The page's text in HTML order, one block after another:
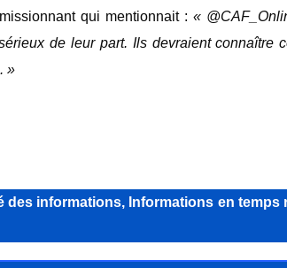
qui mentionnait : «
de leur part. Ils devraient connaître
»
informations, Informations en temps